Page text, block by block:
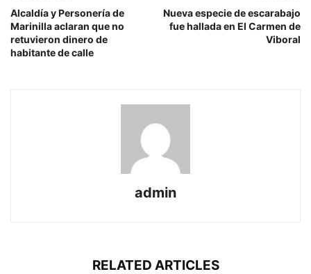
Alcaldía y Personería de
Marinilla aclaran que no
retuvieron dinero de
habitante de calle
Nueva especie de escarabajo
fue hallada en El Carmen de
Viboral
admin
RELATED ARTICLES